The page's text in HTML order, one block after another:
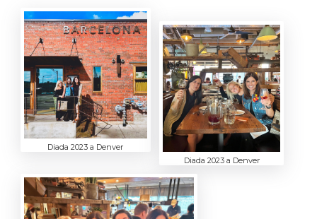
Diada 2023 a Denver
Diada 2023 a Denver